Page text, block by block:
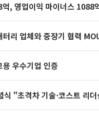
, 영업이익 마이너스 1088
리 업체와 중장기 협력
우수기업 인증
"초격차 기술·코스트 리